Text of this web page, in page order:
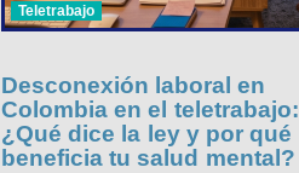
Teletrabajo
Desconexión laboral en
Colombia en el teletrabajo:
¿Qué dice la ley y por qué
beneficia tu salud mental?